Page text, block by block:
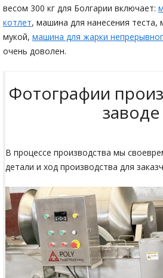
весом 300 кг для Болгарии включает:
котлет, машина для нанесения
мукой, машина для жарки
очень доволен.
Фотографии
заводе
В процессе производства мы
детали и ход производства для